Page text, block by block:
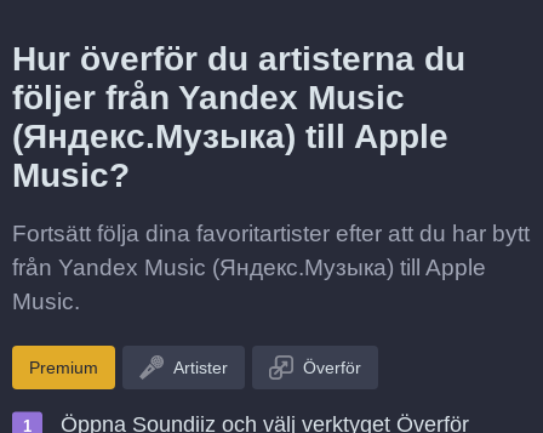
Hur överför du artisterna du
följer från Yandex Music
(Яндекс.Музыка) till Apple
Music?
Fortsätt följa dina favoritartister efter att du har bytt
från Yandex Music (Яндекс.Музыка) till Apple
Music.
Premium Artister Överför
Öppna Soundiiz och välj verktyget Överför